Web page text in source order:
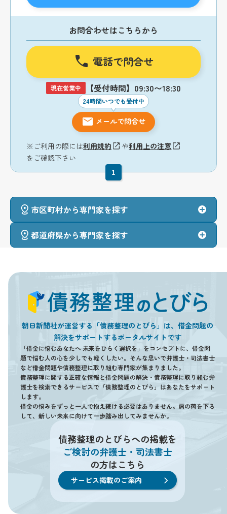
お問合わせはこちらから
電話で問合せ
現在営業中 【受付時間】09:30〜18:30
24時間いつでも受付中
メールで問合せ
※ご利用の際には利用規約 や利用上の注意
をご確認下さい
1
市区町村から専門家を探す
都道府県から専門家を探す
朝日新聞社が運営する「債務整理のとびら」は、借金問題の
解決をサポートするポータルサイトです
「借金に悩むあなたへ 未来をひらく選択を」をコンセプトに、借金問
題で悩む人の心を少しでも軽くしたい。そんな思いで弁護士・司法書士
など借金問題や債務整理に取り組む専門家が集まりました。
債務整理に関する正確な情報と借金問題の解決・債務整理に取り組む弁
護士を検索できるサービスで「債務整理のとびら」はあなたをサポート
します。
借金の悩みをずっと一人で抱え続ける必要はありません。肩の荷を下ろ
して、新しい未来に向けて一歩踏み出してみませんか。
債務整理のとびらへの掲載を
ご検討の弁護士・司法書士
の方はこちら
サービス掲載のご案内